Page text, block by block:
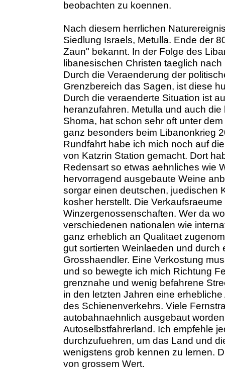
beobachten zu koennen.
Nach diesem herrlichen
Siedlung Israels, Metulla. Ende der
Zaun" bekannt. In der Folge des
libanesischen Christen taeglich
Durch die Veraenderung der
Grenzbereich das Sagen, ist diese
Durch die veraenderte Situation ist
heranzufahren. Metulla und auch
Shoma, hat schon sehr oft unter
ganz besonders beim Libanonkrieg
Rundfahrt habe ich mich noch auf
von Katzrin Station gemacht. Dort
Redensart so etwas aehnliches wie
hervorragend ausgebaute Weine
sorgar einen deutschen, juedischen
kosher herstellt. Die
Winzergenossenschaften. Wer da
verschiedenen nationalen wie
ganz erheblich an Qualitaet
gut sortierten Weinlaeden und
Grosshaendler. Eine Verkostung
und so bewegte ich mich Richtung
grenznahe und wenig befahrene
in den letzten Jahren eine
des Schienenverkehrs. Viele
autobahnaehnlich ausgebaut
Autoselbstfahrerland. Ich empfehle
durchzufuehren, um das Land und
wenigstens grob kennen zu lernen.
von grossem Wert.